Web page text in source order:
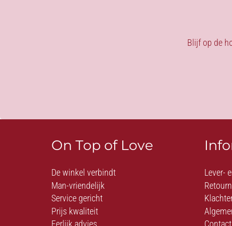
Blijf op de
On Top of Love
De winkel verbindt
Man-vriendelijk
Service gericht
Prijs kwaliteit
Lever-